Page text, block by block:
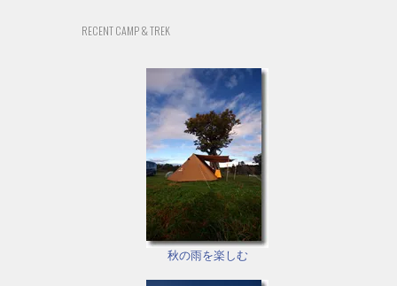
RECENT CAMP & TREK
秋の雨を楽しむ